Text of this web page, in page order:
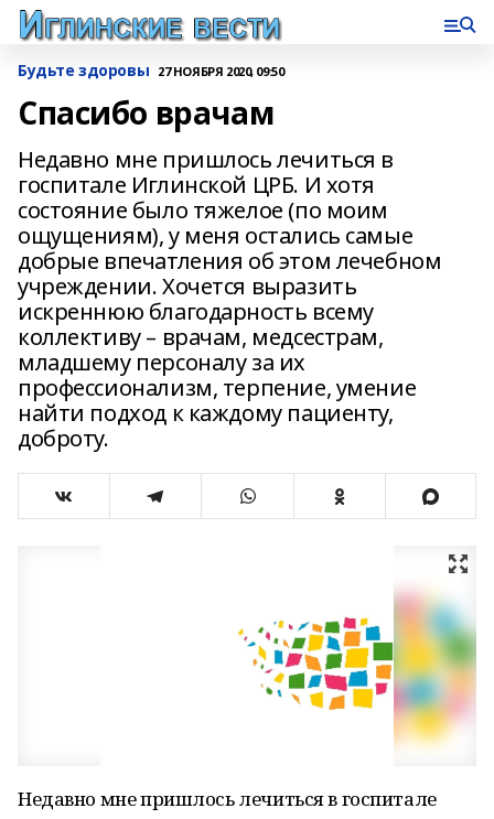
Будьте здоровы 27 НОЯБРЯ 2020, 09:50
Спасибо врачам
Недавно мне пришлось лечиться в
госпитале Иглинской ЦРБ. И хотя
состояние было тяжелое (по моим
ощущениям), у меня остались самые
добрые впечатления об этом лечебном
учреждении. Хочется выразить
искреннюю благодарность всему
коллективу – врачам, медсестрам,
младшему персоналу за их
профессионализм, терпение, умение
найти подход к каждому пациенту,
доброту.
Недавно мне пришлось лечиться в госпитале